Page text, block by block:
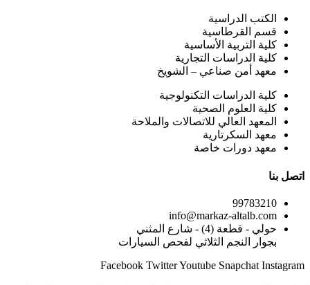
الكتب الدراسية
قسم القرطاسية
كلية التربية الأساسية
كلية الدراسات التجارية
معهد أمن صناعي – الشويخ
كلية الدراسات التكنولوجية
كلية العلوم الصحية
المعهد العالي للاتصالات والملاحة
معهد السكرتارية
معهد دورات خاصة
اتصل بنا
99783210
info@markaz-altalb.com
حولي - قطعة (4) - شارع المثني
بجوار النجم الثلاثي لفحص السيارات
Facebook TwitterYoutube Snapchat Instagram